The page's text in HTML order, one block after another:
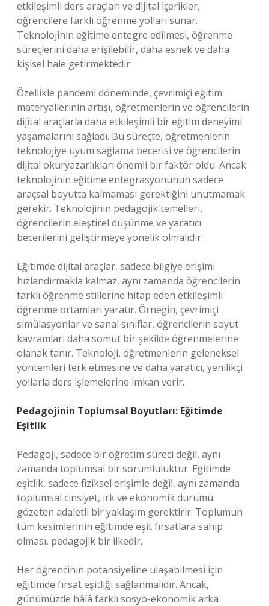
etkileşimli ders araçları ve dijital içerikler,
öğrencilere farklı öğrenme yolları sunar.
Teknolojinin eğitime entegre edilmesi, öğrenme
süreçlerini daha erişilebilir, daha esnek ve daha
kişisel hale getirmektedir.
Özellikle pandemi döneminde, çevrimiçi eğitim
materyallerinin artışı, öğretmenlerin ve öğrencilerin
dijital araçlarla daha etkileşimli bir eğitim deneyimi
yaşamalarını sağladı. Bu süreçte, öğretmenlerin
teknolojiye uyum sağlama becerisi ve öğrencilerin
dijital okuryazarlıkları önemli bir faktör oldu. Ancak
teknolojinin eğitime entegrasyonunun sadece
araçsal boyutta kalmaması gerektiğini unutmamak
gerekir. Teknolojinin pedagojik temelleri,
öğrencilerin eleştirel düşünme ve yaratıcı
becerilerini geliştirmeye yönelik olmalıdır.
Eğitimde dijital araçlar, sadece bilgiye erişimi
hızlandırmakla kalmaz, aynı zamanda öğrencilerin
farklı öğrenme stillerine hitap eden etkileşimli
öğrenme ortamları yaratır. Örneğin, çevrimiçi
simülasyonlar ve sanal sınıflar, öğrencilerin soyut
kavramları daha somut bir şekilde öğrenmelerine
olanak tanır. Teknoloji, öğretmenlerin geleneksel
yöntemleri terk etmesine ve daha yaratıcı, yenilikçi
yollarla ders işlemelerine imkan verir.
Pedagojinin Toplumsal Boyutları: Eğitimde
Eşitlik
Pedagoji, sadece bir öğretim süreci değil, aynı
zamanda toplumsal bir sorumluluktur. Eğitimde
eşitlik, sadece fiziksel erişimle değil, aynı zamanda
toplumsal cinsiyet, ırk ve ekonomik durumu
gözeten adaletli bir yaklaşım gerektirir. Toplumun
tüm kesimlerinin eğitimde eşit fırsatlara sahip
olması, pedagojik bir ilkedir.
Her öğrencinin potansiyeline ulaşabilmesi için
eğitimde fırsat eşitliği sağlanmalıdır. Ancak,
günümüzde hâlâ farklı sosyo-ekonomik arka